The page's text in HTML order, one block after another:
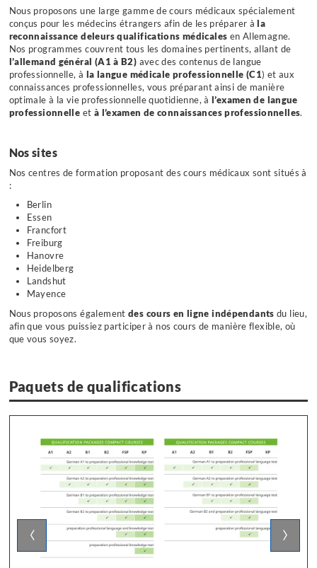
Nous proposons une large gamme de cours médicaux spécialement
conçus pour les médecins étrangers afin de les préparer à la
reconnaissance deleurs qualifications médicales en Allemagne.
Nos programmes couvrent tous les domaines pertinents, allant de
l’allemand général (A1 à B2) avec des contenus de langue
professionnelle, à la langue médicale professionnelle (C1) et aux
connaissances professionnelles, vous préparant ainsi de manière
optimale à la vie professionnelle quotidienne, à l’examen de langue
professionnelle et à l’examen de connaissances professionnelles.
Nos sites
Nos centres de formation proposant des cours médicaux sont situés à
:
Berlin
Essen
Francfort
Freiburg
Hanovre
Heidelberg
Landshut
Mayence
Nous proposons égalementdes cours en ligne indépendants du lieu,
afin que vous puissiez participer à nos cours de manière flexible, où
que vous soyez.
Paquets de qualifications
‹ ›